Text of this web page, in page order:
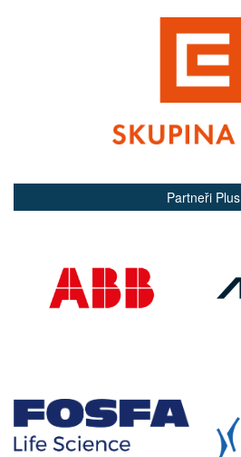
Partneři Plus